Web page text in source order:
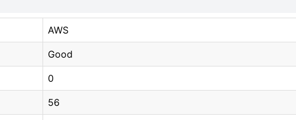
AWS
Good
0
56